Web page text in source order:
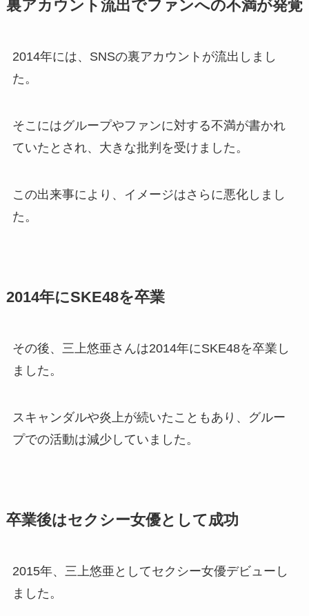
裏アカウント流出でファンへの不満が発覚
2014年には、SNSの裏アカウントが流出しまし
た。
そこにはグループやファンに対する不満が書かれ
ていたとされ、大きな批判を受けました。
この出来事により、イメージはさらに悪化しまし
た。
2014年にSKE48を卒業
その後、三上悠亜さんは2014年にSKE48を卒業し
ました。
スキャンダルや炎上が続いたこともあり、グルー
プでの活動は減少していました。
卒業後はセクシー女優として成功
2015年、三上悠亜としてセクシー女優デビューし
ました。